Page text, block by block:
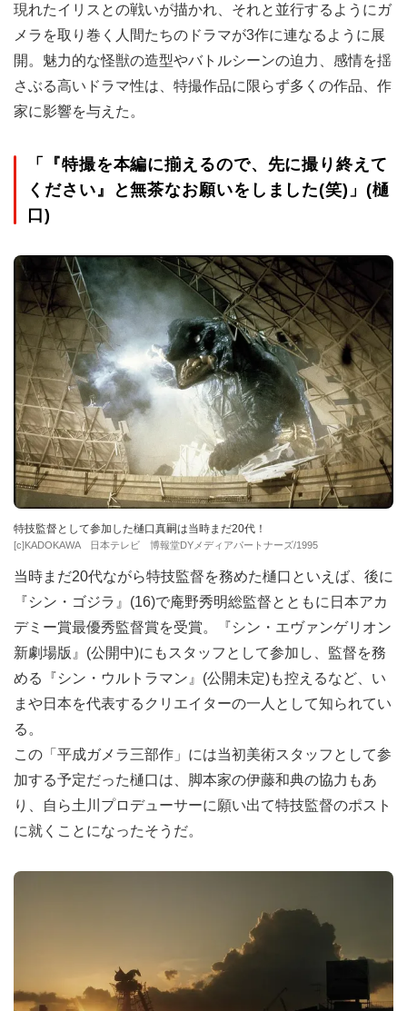
現れたイリスとの戦いが描かれ、それと並行するようにガ
メラを取り巻く人間たちのドラマが3作に連なるように展
開。魅力的な怪獣の造型やバトルシーンの迫力、感情を揺
さぶる高いドラマ性は、特撮作品に限らず多くの作品、作
家に影響を与えた。
「『特撮を本編に揃えるので、先に撮り終えて
ください』と無茶なお願いをしました(笑)」(樋
口)
特技監督として参加した樋口真嗣は当時まだ20代！
[c]KADOKAWA 日本テレビ 博報堂DYメディアパートナーズ/1995
当時まだ20代ながら特技監督を務めた樋口といえば、後に
『シン・ゴジラ』(16)で庵野秀明総監督とともに日本アカ
デミー賞最優秀監督賞を受賞。『シン・エヴァンゲリオン
新劇場版』(公開中)にもスタッフとして参加し、監督を務
める『シン・ウルトラマン』(公開未定)も控えるなど、い
まや日本を代表するクリエイターの一人として知られてい
る。
この「平成ガメラ三部作」には当初美術スタッフとして参
加する予定だった樋口は、脚本家の伊藤和典の協力もあ
り、自ら土川プロデューサーに願い出て特技監督のポスト
に就くことになったそうだ。